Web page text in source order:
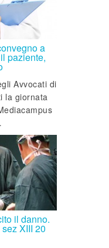
a
paziente,
Avvocati di
la giornata
il danno.
XIII 20